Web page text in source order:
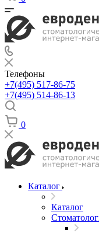
Телефоны
+7(495) 517-86-75
+7(495) 514-86-13
0
Каталог
Каталог